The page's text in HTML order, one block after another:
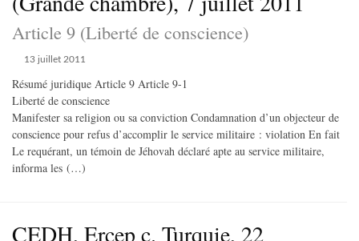
Article 9 (Liberté de conscience)
13 juillet 2011
Résumé juridique Article 9 Article 9-1
Liberté de conscience
Manifester sa religion ou sa conviction Condamnation d’un objecteur de
conscience pour refus d’accomplir le service militaire : violation En fait
Le requérant, un témoin de Jéhovah déclaré apte au service militaire,
informa les (…)
CEDH, Erçep c. Turquie, 22